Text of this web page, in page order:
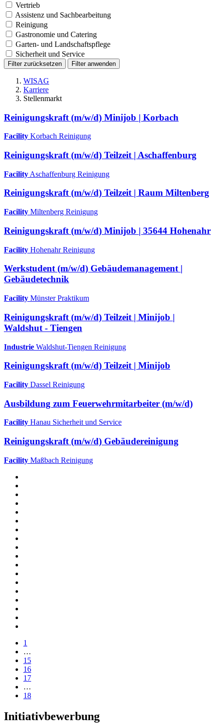
Vertrieb
Assistenz und Sachbearbeitung
Reinigung
Gastronomie und Catering
Garten- und Landschaftspflege
Sicherheit und Service
Filter zurücksetzen Filter anwenden
WISAG
Karriere
Stellenmarkt
Reinigungskraft (m/w/d) Minijob | Korbach
Facility Korbach Reinigung
Reinigungskraft (m/w/d) Teilzeit | Aschaffenburg
Facility Aschaffenburg Reinigung
Reinigungskraft (m/w/d) Teilzeit | Raum Miltenberg
Facility Miltenberg Reinigung
Reinigungskraft (m/w/d) Minijob | 35644 Hohenahr
Facility HohenahrReinigung
Werkstudent (m/w/d) Gebäudemanagement |
Gebäudetechnik
Facility MünsterPraktikum
Reinigungskraft (m/w/d) Teilzeit | Minijob |
Waldshut - Tiengen
Industrie Waldshut-Tiengen Reinigung
Reinigungskraft (m/w/d) Teilzeit | Minijob
Facility Dassel Reinigung
Ausbildung zum Feuerwehrmitarbeiter (m/w/d)
Facility Hanau Sicherheit und Service
Reinigungskraft (m/w/d) Gebäudereinigung
Facility Maßbach Reinigung
1
…
15
16
17
…
18
Initiativbewerbung